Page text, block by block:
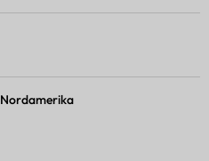
Nordamerika